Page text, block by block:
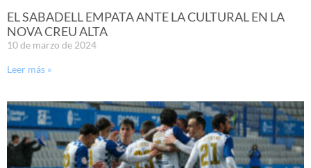
EL SABADELL EMPATA ANTE LA CULTURAL EN LA
NOVA CREU ALTA
10 de marzo de 2024
Leer más »